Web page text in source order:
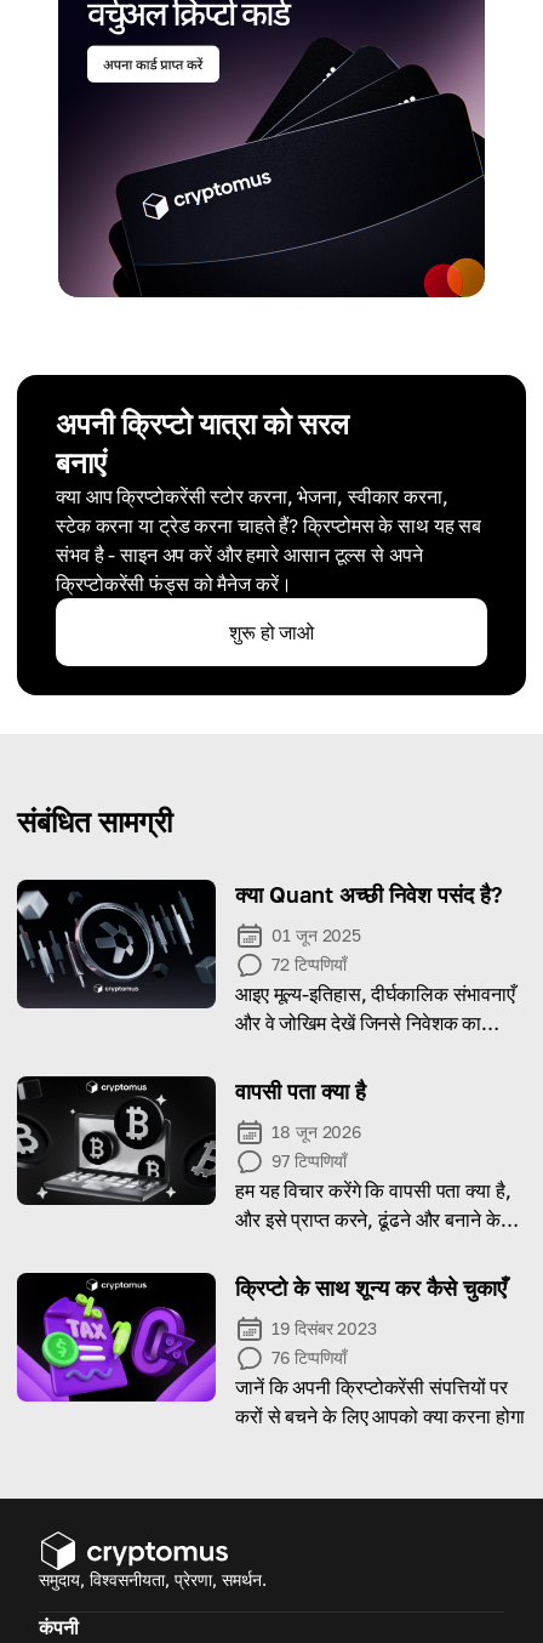
अपनी क्रिप्टो यात्रा को सरल
बनाएं
क्या आप क्रिप्टोकरेंसी स्टोर करना, भेजना, स्वीकार करना,
स्टेक करना या ट्रेड करना चाहते हैं? क्रिप्टोमस के साथ यह सब
संभव है - साइन अप करें और हमारे आसान टूल्स से अपने
क्रिप्टोकरेंसी फंड्स को मैनेज करें।
शुरू हो जाओ
संबंधित सामग्री
क्या Quant अच्छी निवेश पसंद है?
01 जून 2025
72 टिप्पणियाँ
आइए मूल्य-इतिहास, दीर्घकालिक संभावनाएँ
और वे जोखिम देखें जिनसे निवेशक का
निवेश-क्षमता स्पष्ट हो।
वापसी पता क्या है
18 जून 2026
97 टिप्पणियाँ
हम यह विचार करेंगे कि वापसी पता क्या है,
और इसे प्राप्त करने, ढूंढने और बनाने के
क्रिप्टो के साथ शून्य कर कैसे चुकाएँ
19 दिसंबर 2023
76 टिप्पणियाँ
जानें कि अपनी क्रिप्टोकरेंसी संपत्तियों पर
करों से बचने के लिए आपको क्या करना होगा
समुदाय, विश्वसनीयता, प्रेरणा, समर्थन.
कंपनी